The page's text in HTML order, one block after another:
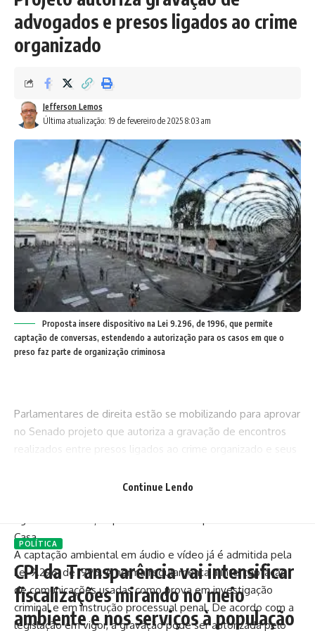
advogados e presos ligados ao crime
organizado
Última atualização: 19 de fevereiro de 2025 8:03 am
Jefferson Lemos
Proposta insere dispositivo na Lei 9.296, de 1996, que permite
captação de conversas, estendendo a autorização para os casos em que o
preso faz parte de organização criminosa
Parlamentares de direita estão se mobilizando para aprovar
no Senado projeto que autoriza a gravação de encontros
realizados entre presos ligados ao crime organizado e seus
senador Marcio Bittar (União-AC), foi elaborado neste início
Casa.
A captação ambiental em áudio e vídeo já é admitida pela
Lei 9.296, de 1996. A norma regulamenta a interceptação
de comunicações usadas como prova em investigação
criminal e em instrução processual penal. De acordo com a
legislação em vigor, a gravação pode ser autorizada pelo
Continue Lendo
POLÍTICA
CPI da Transparência vai intensificar
fiscalizações mirando no meio
ambiente e nos serviços à população